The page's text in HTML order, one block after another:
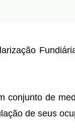
conjunto de
de seus